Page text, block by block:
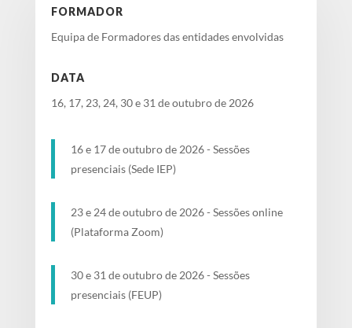
FORMADOR
Equipa de Formadores das entidades envolvidas
DATA
16, 17, 23, 24, 30 e 31 de outubro de 2026
​16 e 17 de outubro de 2026 - Sessões
presenciais (Sede IEP)
23 e 24 de outubro de 2026 - Sessões online
(Plataforma Zoom)
30 e 31 de outubro de 2026 - Sessões
presenciais (FEUP)​